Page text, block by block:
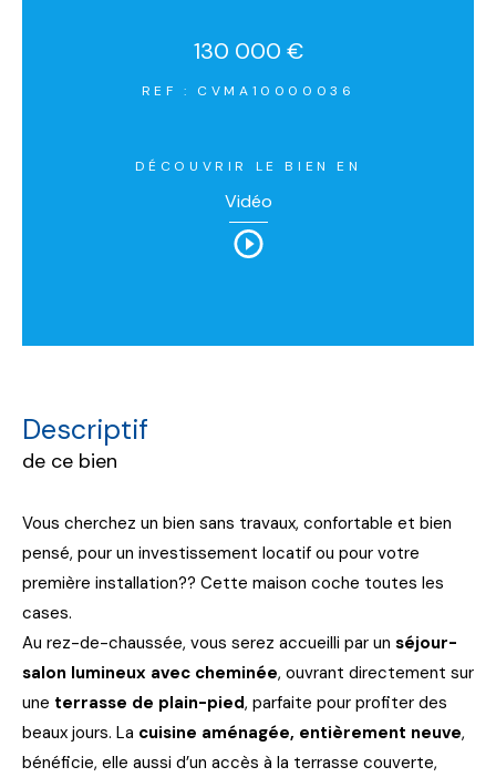
130 000 €
REF : CVMA10000036
DÉCOUVRIR LE BIEN EN
Vidéo
descriptif
de ce bien
Vous cherchez un bien sans travaux, confortable et bien
pensé, pour un investissement locatif ou pour votre
première installation?? Cette maison coche toutes les
cases.
Au rez-de-chaussée, vous serez accueilli par un séjour-
salon lumineux avec cheminée, ouvrant directement sur
une terrasse de plain-pied, parfaite pour profiter des
beaux jours. La cuisine aménagée, entièrement neuve,
bénéficie, elle aussi d’un accès à la terrasse couverte,